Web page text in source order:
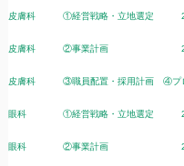
皮膚科 ①経営戦略・立地選定
皮膚科 ②事業計画 2025/
皮膚科 ③職員配置・採用計画 ④プロ
眼科 ①経営戦略・立地選定
眼科 ②事業計画 2025/4